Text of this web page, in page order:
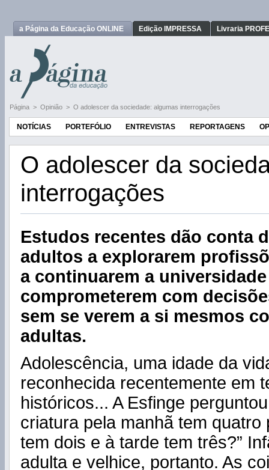
a Página da Educação ONLINE Edição IMPRESSA Livraria
Página > Opinião > O adolescer da sociedade: algumas interrogações
NOTÍCIAS PORTEFÓLIO ENTREVISTAS REPORTAGENS
O adolescer da
interrogações
Estudos recentes dão conta
adultos a explorarem
a continuarem a
comprometerem com
sem se verem a si mesmos
adultas.
Adolescência, uma idade da
reconhecida recentemente em
históricos... A Esfinge
criatura pela manhã tem quatro
tem dois e à tarde tem três?”
adulta e velhice, portanto. As